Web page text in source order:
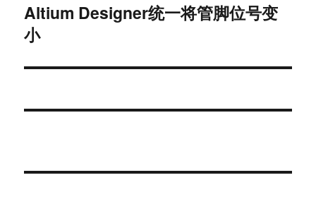
下
篇
章：
Altium Designer统一将管脚位号变
小